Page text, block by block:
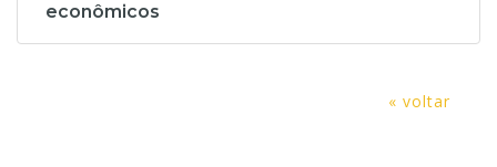
econômicos
« voltar